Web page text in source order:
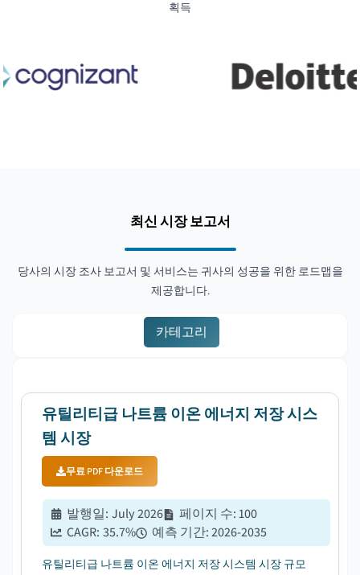
획득
최신 시장 보고서
당사의 시장 조사 보고서 및 서비스는 귀사의 성공을 위한 로드맵을
제공합니다.
카테고리
유틸리티급 나트륨 이온 에너지 저장 시스
템 시장
무료 PDF 다운로드
발행일: July 2026 페이지 수:100
CAGR: 35.7% 예측 기간:2026-2035
유틸리티급 나트륨 이온 에너지 저장 시스템 시장 규모